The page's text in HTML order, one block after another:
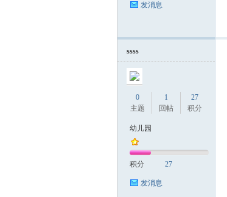
发消息
ssss
0
主题
1
回帖
27
积分
幼儿园
积分 27
发消息